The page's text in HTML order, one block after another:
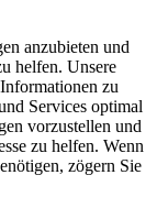
anzubieten und
helfen. Unsere
zu
Services optimal
vorzustellen und
zu helfen. Wenn
zögern Sie